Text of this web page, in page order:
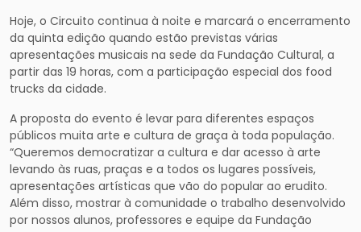
Hoje, o Circuito continua à noite e marcará o encerramento
da quinta edição quando estão previstas várias
apresentações musicais na sede da Fundação Cultural, a
partir das 19 horas, com a participação especial dos food
trucks da cidade.
A proposta do evento é levar para diferentes espaços
públicos muita arte e cultura de graça à toda população.
“Queremos democratizar a cultura e dar acesso à arte
levando às ruas, praças e a todos os lugares possíveis,
apresentações artísticas que vão do popular ao erudito.
Além disso, mostrar à comunidade o trabalho desenvolvido
por nossos alunos, professores e equipe da Fundação